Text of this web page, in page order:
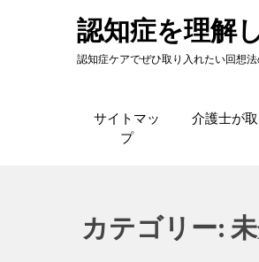
認知症を理解
認知症ケアでぜひ取り入れたい回想
サイトマッ
プ
介護士が
カテゴリー: